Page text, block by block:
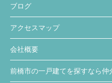
ブログ
アクセスマップ
会社概要
前橋市の一戸建てを探すなら仲